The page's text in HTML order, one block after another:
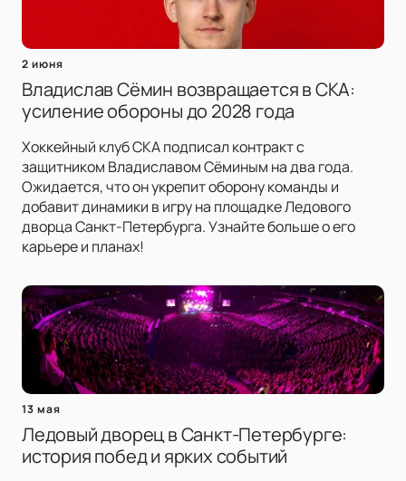
2 июня
Владислав Сёмин возвращается в СКА:
усиление обороны до 2028 года
Хоккейный клуб СКА подписал контракт с
защитником Владиславом Сёминым на два года.
Ожидается, что он укрепит оборону команды и
добавит динамики в игру на площадке Ледового
дворца Санкт-Петербурга. Узнайте больше о его
карьере и планах!
13 мая
Ледовый дворец в Санкт-Петербурге:
история побед и ярких событий